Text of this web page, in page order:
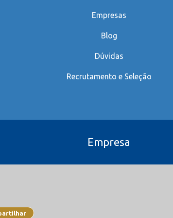
Empresas
Blog
Dúvidas
Recrutamento e Seleção
Empresa